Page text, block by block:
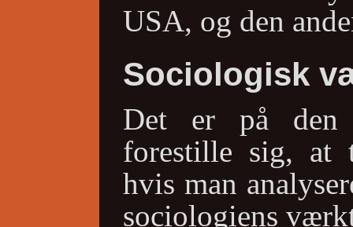
USA, og den
Sociologisk
Det er på den
forestille sig, at
hvis man
sociologiens